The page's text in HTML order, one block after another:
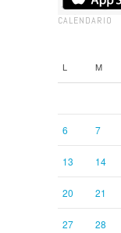
CALENDARIO
L M
6 7
13 14
20 21
27 28